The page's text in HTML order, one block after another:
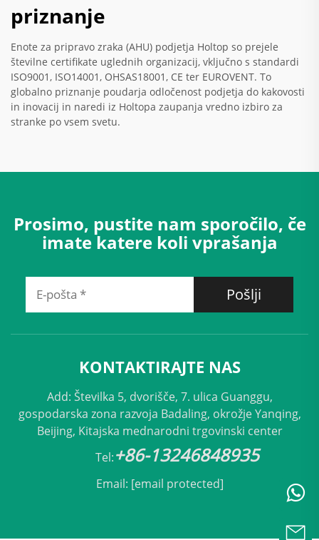
priznanje
Enote za pripravo zraka (AHU) podjetja Holtop so prejele
številne certifikate uglednih organizacij, vključno s standardi
ISO9001, ISO14001, OHSAS18001, CE ter EUROVENT. To
globalno priznanje poudarja odločenost podjetja do kakovosti
in inovacij in naredi iz Holtopa zaupanja vredno izbiro za
stranke po vsem svetu.
Prosimo, pustite nam sporočilo, če
imate katere koli vprašanja
Pošlji
KONTAKTIRAJTE NAS
Add: Številka 5, dvorišče, 7. ulica Guanggu,
gospodarska zona razvoja Badaling, okrožje Yanqing,
Beijing, Kitajska mednarodni trgovinski center
Tel:+86-13246848935
Email: [email protected]